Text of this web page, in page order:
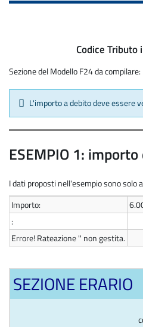
Codice
Sezione del Modello F24 da compilare:
L'importo a debito deve essere
ESEMPIO 1:
I dati proposti nell'esempio sono solo
Importo:
:
Errore! Rateazione '' non gestita.
SEZIONE ERARIO